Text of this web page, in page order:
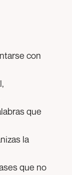
con
que
la
que no